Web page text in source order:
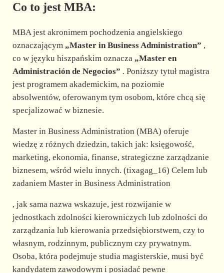
o
Co to jest MBA:
MBA jest akronimem pochodzenia angielskiego
oznaczającym „Master in Business Administration” ,
co w języku hiszpańskim oznacza „Master en
Administración de Negocios” . Poniższy tytuł magistra
jest programem akademickim, na poziomie
absolwentów, oferowanym tym osobom, które chcą się
specjalizować w biznesie.
Master in Business Administration (MBA) oferuje
wiedzę z różnych dziedzin, takich jak: księgowość,
marketing, ekonomia, finanse, strategiczne zarządzanie
biznesem, wśród wielu innych. (tixagag_16) Celem lub
zadaniem Master in Business Administration
, jak sama nazwa wskazuje, jest rozwijanie w
jednostkach zdolności kierowniczych lub zdolności do
zarządzania lub kierowania przedsiębiorstwem, czy to
własnym, rodzinnym, publicznym czy prywatnym.
Osoba, która podejmuje studia magisterskie, musi być
kandydatem zawodowym i posiadać pewne